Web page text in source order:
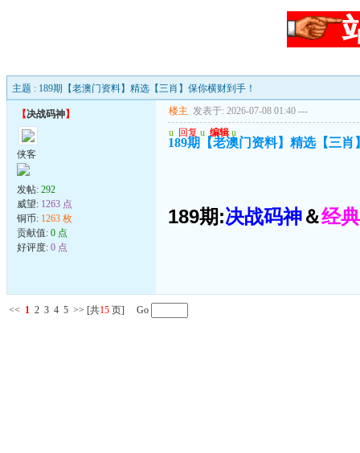
主题 : 189期【老澳门资料】精选【三肖】保你横财到手！
【决战码神】
侠客
发帖: 292
威望: 1263 点
铜币: 1263 枚
贡献值: 0 点
好评度: 0 点
楼主 发表于: 2026-07-08 01:40 ---
u 回复 u 编辑 u
189期【老澳门资料】精选【三肖
189期:决战码神＆经
<< 1 2 3 4 5 >> [共15 页] Go